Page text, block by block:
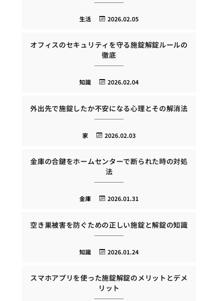
2026.02.05
生活
オフィスのセキュリティを守る施錠解錠ルールの
徹底
2026.02.04
知識
外出先で施錠したか不安になる心理とその解消法
2026.02.03
家
金庫の合鍵をホームセンターで断られた時の対処
法
2026.01.31
金庫
空き巣被害を防ぐための正しい施錠と解錠の知識
2026.01.24
知識
スマホアプリを使った施錠解錠のメリットとデメ
リット